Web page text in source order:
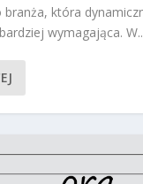
branża, która
wymagająca.